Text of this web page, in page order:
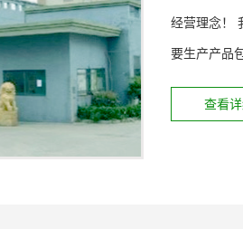
经营理念！
要生产产品
查看